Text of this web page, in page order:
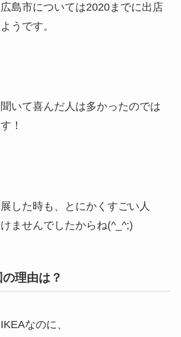
島市については2020までに出店
うです。
いて喜んだ人は多かったのでは
！
した時も、とにかくすごい人
ませんでしたからね(^_^;)
理由は？
なのに、